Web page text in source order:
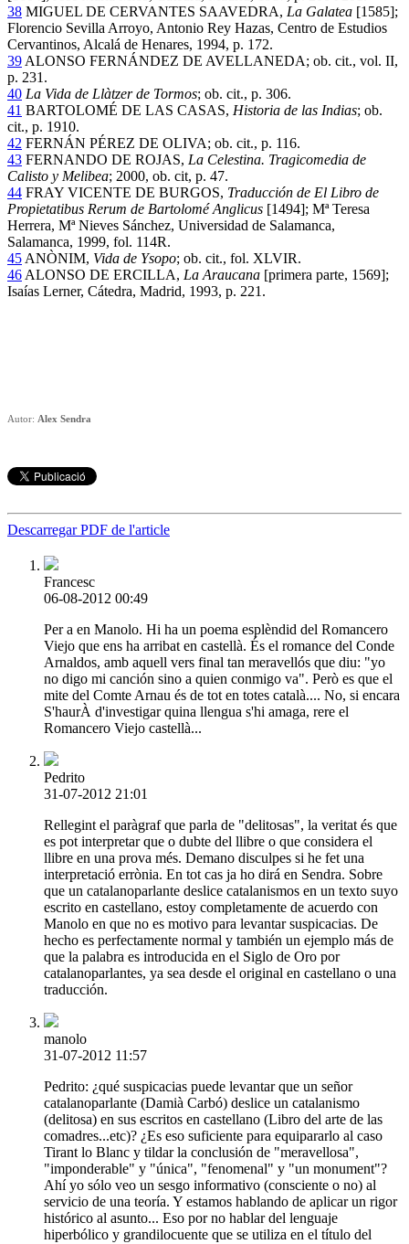
38 MIGUEL DE CERVANTES SAAVEDRA, La Galatea [1585];
Florencio Sevilla Arroyo, Antonio Rey Hazas, Centro de Estudios
Cervantinos, Alcalá de Henares, 1994, p. 172.
39 ALONSO FERNÁNDEZ DE AVELLANEDA; ob. cit., vol. II,
p. 231.
40 La Vida de Llàtzer de Tormos; ob. cit., p. 306.
41 BARTOLOMÉ DE LAS CASAS, Historia de las Indias; ob.
cit., p. 1910.
42 FERNÁN PÉREZ DE OLIVA; ob. cit., p. 116.
43 FERNANDO DE ROJAS, La Celestina. Tragicomedia de
Calisto y Melibea; 2000, ob. cit, p. 47.
44 FRAY VICENTE DE BURGOS, Traducción de El Libro de
Propietatibus Rerum de Bartolomé Anglicus [1494]; Mª Teresa
Herrera, Mª Nieves Sánchez, Universidad de Salamanca,
Salamanca, 1999, fol. 114R.
45 ANÒNIM, Vida de Ysopo; ob. cit., fol. XLVIR.
46 ALONSO DE ERCILLA, La Araucana [primera parte, 1569];
Isaías Lerner, Cátedra, Madrid, 1993, p. 221.
Autor: Alex Sendra
Descarregar PDF de l'article
Francesc
06-08-2012 00:49
Per a en Manolo. Hi ha un poema esplèndid del Romancero
Viejo que ens ha arribat en castellà. És el romance del Conde
Arnaldos, amb aquell vers final tan meravellós que diu: "yo
no digo mi canción sino a quien conmigo va". Però es que el
mite del Comte Arnau és de tot en totes català.... No, si encara
S'haurÀ d'investigar quina llengua s'hi amaga, rere el
Romancero Viejo castellà...
Pedrito
31-07-2012 21:01
Rellegint el paràgraf que parla de "delitosas", la veritat és que
es pot interpretar que o dubte del llibre o que considera el
llibre en una prova més. Demano disculpes si he fet una
interpretació errònia. En tot cas ja ho dirá en Sendra. Sobre
que un catalanoparlante deslice catalanismos en un texto suyo
escrito en castellano, estoy completamente de acuerdo con
Manolo en que no es motivo para levantar suspicacias. De
hecho es perfectamente normal y también un ejemplo más de
que la palabra es introducida en el Siglo de Oro por
catalanoparlantes, ya sea desde el original en castellano o una
traducción.
manolo
31-07-2012 11:57
Pedrito: ¿qué suspicacias puede levantar que un señor
catalanoparlante (Damià Carbó) deslice un catalanismo
(delitosa) en sus escritos en castellano (Libro del arte de las
comadres...etc)? ¿Es eso suficiente para equipararlo al caso
Tirant lo Blanc y tildar la conclusión de "meravellosa",
"imponderable" y "única", "fenomenal" y "un monument"?
Ahí yo sólo veo un sesgo informativo (consciente o no) al
servicio de una teoría. Y estamos hablando de aplicar un rigor
histórico al asunto... Eso por no hablar del lenguaje
hiperbólico y grandilocuente que se utiliza en el título del